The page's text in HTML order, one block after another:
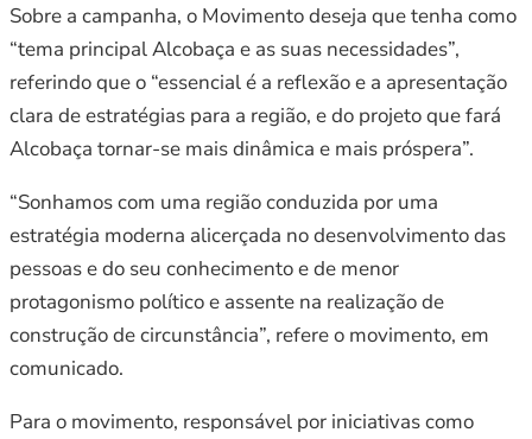
Sobre a campanha, o Movimento deseja que tenha como
“tema principal Alcobaça e as suas necessidades”,
referindo que o “essencial é a reflexão e a apresentação
clara de estratégias para a região, e do projeto que fará
Alcobaça tornar-se mais dinâmica e mais próspera”.
“Sonhamos com uma região conduzida por uma
estratégia moderna alicerçada no desenvolvimento das
pessoas e do seu conhecimento e de menor
protagonismo político e assente na realização de
construção de circunstância”, refere o movimento, em
comunicado.
Para o movimento, responsável por iniciativas como